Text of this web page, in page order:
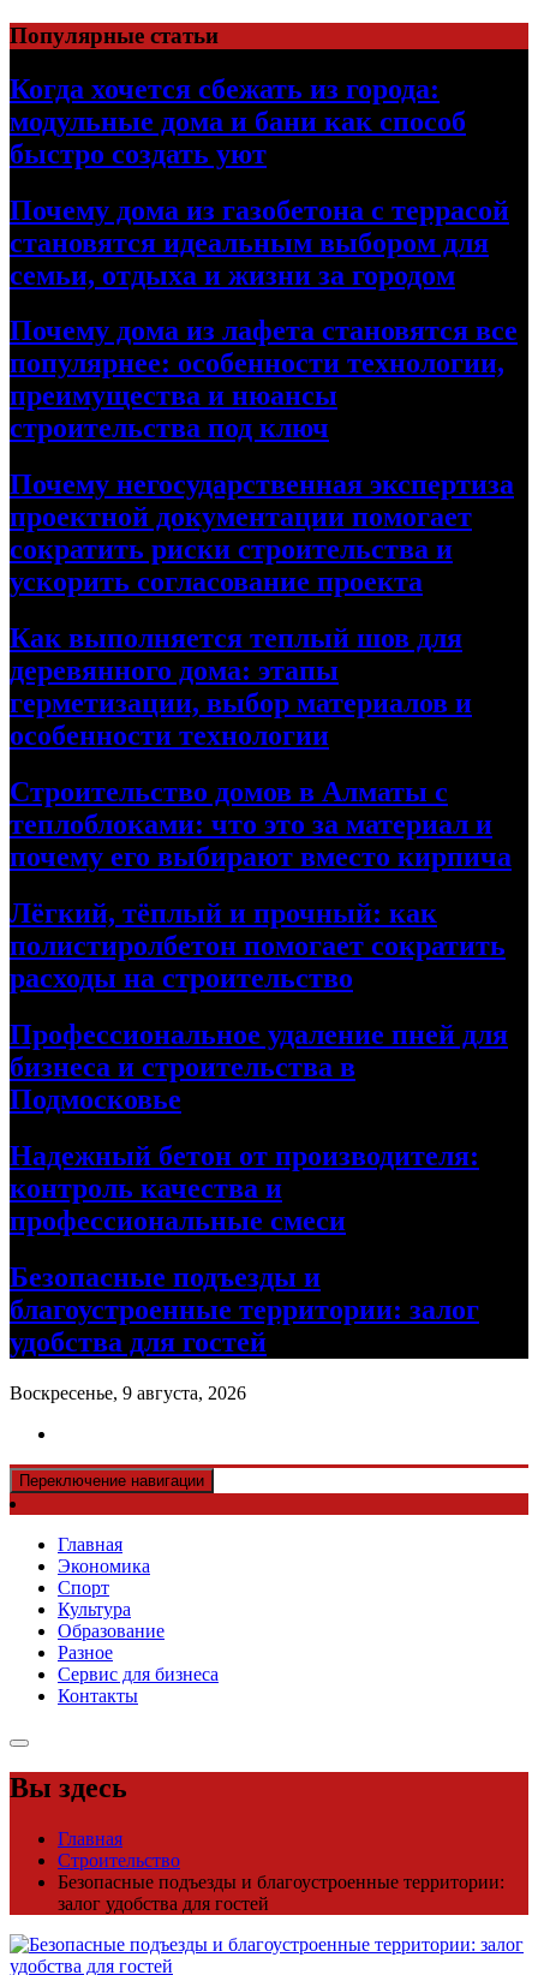
Перейти
к
содержимому
Популярные статьи
Когда хочется сбежать из города:
модульные дома и бани как способ
быстро создать уют
Почему дома из газобетона с террасой
становятся идеальным выбором для
семьи, отдыха и жизни за городом
Почему дома из лафета становятся все
популярнее: особенности технологии,
преимущества и нюансы
строительства под ключ
Почему негосударственная экспертиза
проектной документации помогает
сократить риски строительства и
ускорить согласование проекта
Как выполняется теплый шов для
деревянного дома: этапы
герметизации, выбор материалов и
особенности технологии
Строительство домов в Алматы с
теплоблоками: что это за материал и
почему его выбирают вместо кирпича
Лёгкий, тёплый и прочный: как
полистиролбетон помогает сократить
расходы на строительство
Профессиональное удаление пней для
бизнеса и строительства в
Подмосковье
Надежный бетон от производителя:
контроль качества и
профессиональные смеси
Безопасные подъезды и
благоустроенные территории: залог
удобства для гостей
Воскресенье, 9 августа, 2026
Переключение навигации
Главная
Экономика
Спорт
Культура
Образование
Разное
Сервис для бизнеса
Контакты
Вы здесь
Главная
Строительство
Безопасные подъезды и благоустроенные территории:
залог удобства для гостей